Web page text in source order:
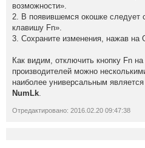
возможности».
2. В появившемся окошке следует
клавишу Fn».
3. Сохраните изменения, нажав на
Как видим, отключить кнопку Fn
производителей можно
наиболее универсальным
NumLk.
Отредактировано: 2016.02.20 09:47:38